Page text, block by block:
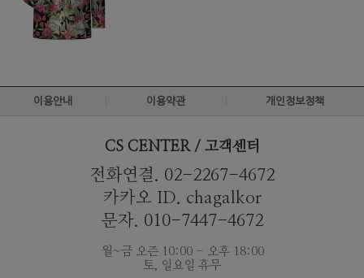
이용안내 이용약관 개인정보정책
CS CENTER / 고객센터
전화연결. 02-2267-4672
카카오 ID. chagalkor
문자. 010-7447-4672
월~금 오즌 10:00 - 오후 18:00
토, 일요일 휴무